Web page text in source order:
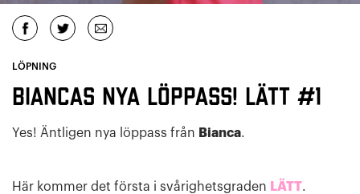
LÖPNING
Biancas nya löppass! LÄTT #1
Yes! Äntligen nya löppass från Bianca.
Här kommer det första i svårighetsgraden LÄTT.